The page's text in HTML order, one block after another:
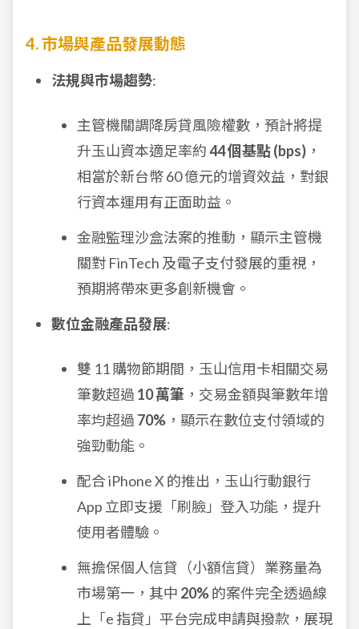
4. 市場與產品發展動態
法規與市場趨勢:
主管機關調降房貸風險權數，預計將提
升玉山資本適足率約44 個基點 (bps) ，
相當於新台幣 60 億元的增資效益，對銀
行資本運用有正面助益。
金融監理沙盒法案的推動，顯示主管機
關對 FinTech 及電子支付發展的重視，
預期將帶來更多創新機會。
數位金融產品發展:
雙 11 購物節期間，玉山信用卡相關交易
筆數超過 10 萬筆 ，交易金額與筆數年增
率均超過 70% ，顯示在數位支付領域的
強勁動能。
配合 iPhone X 的推出，玉山行動銀行
App 立即支援「刷臉」登入功能，提升
使用者體驗。
無擔保個人信貸（小額信貸）業務量為
市場第一，其中 20%的案件完全透過線
上「e 指貸」平台完成申請與撥款，展現